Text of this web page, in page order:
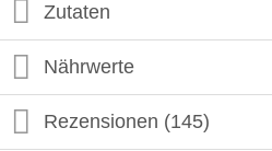
Zutaten
Nährwerte
Rezensionen (145)